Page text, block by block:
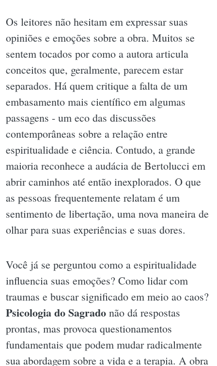
Os leitores não hesitam em expressar suas
opiniões e emoções sobre a obra. Muitos se
sentem tocados por como a autora articula
conceitos que, geralmente, parecem estar
separados. Há quem critique a falta de um
embasamento mais científico em algumas
passagens - um eco das discussões
contemporâneas sobre a relação entre
espiritualidade e ciência. Contudo, a grande
maioria reconhece a audácia de Bertolucci em
abrir caminhos até então inexplorados. O que
as pessoas frequentemente relatam é um
sentimento de libertação, uma nova maneira de
olhar para suas experiências e suas dores.
Você já se perguntou como a espiritualidade
influencia suas emoções? Como lidar com
traumas e buscar significado em meio ao caos?
Psicologia do Sagrado não dá respostas
prontas, mas provoca questionamentos
fundamentais que podem mudar radicalmente
sua abordagem sobre a vida e a terapia. A obra